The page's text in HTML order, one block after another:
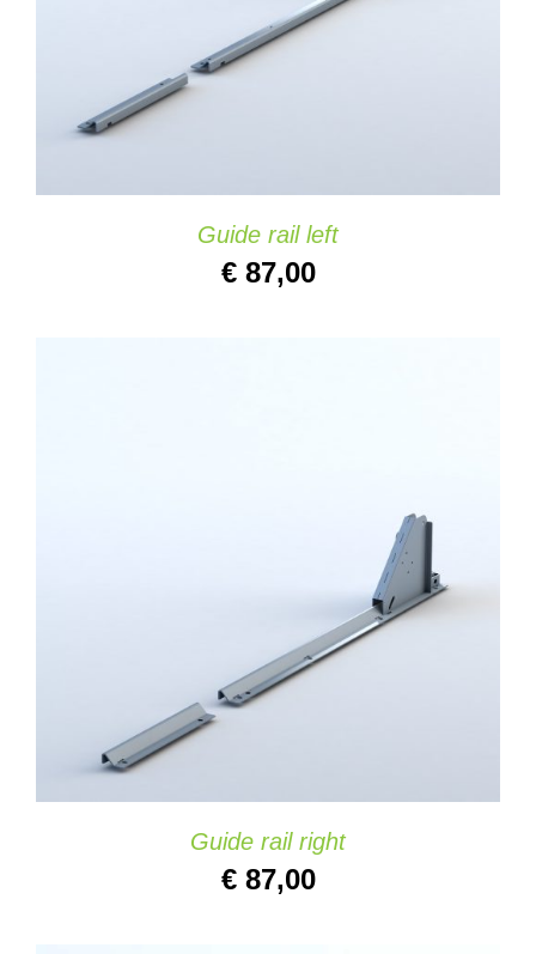
Guide rail left
€87,00
Guide rail right
€87,00